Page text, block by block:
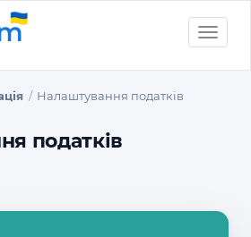
Toggle
Налаштування податків
податків